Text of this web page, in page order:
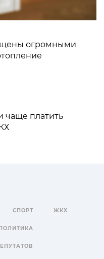
огромными
чаще платить
СПОРТ ЖКХ
ПОЛИТИКА